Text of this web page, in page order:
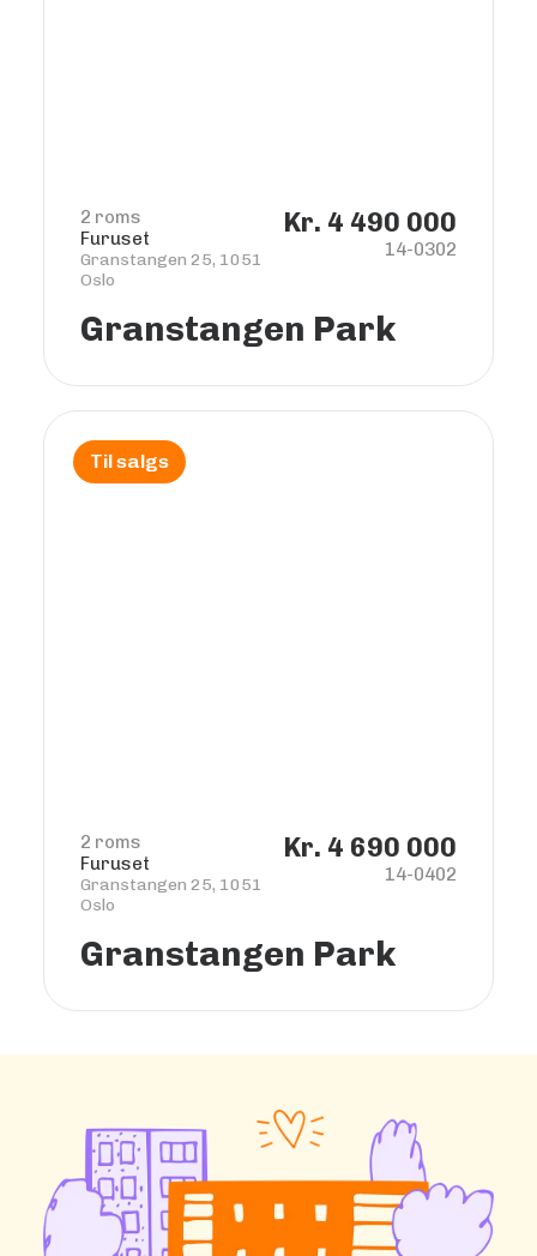
2 roms
Furuset
Granstangen 25, 1051
Oslo
Kr. 4 490 000
14-0302
Granstangen Park
Til salgs
2 roms
Furuset
Granstangen 25, 1051
Oslo
Kr. 4 690 000
14-0402
Granstangen Park